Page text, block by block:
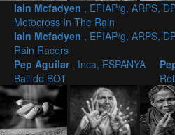
Iain Mcfadyen , EFIAP/g, ARPS,
Motocross In The Rain
Iain Mcfadyen , EFIAP/g, ARPS,
Rain Racers
Pep Aguilar , Inca, ESPANYA
Ball de BOT